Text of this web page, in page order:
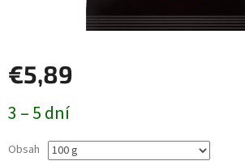
€5,89
cena:
3 – 5 dní
Obsah